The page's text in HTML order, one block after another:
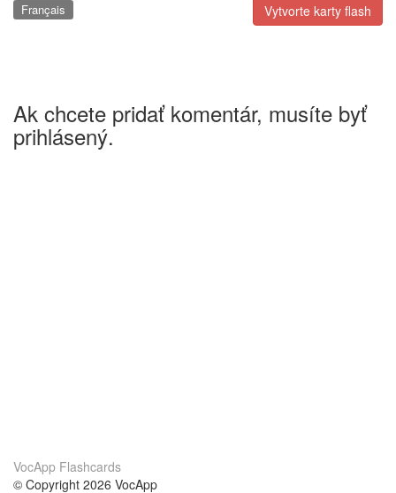
Vytvorte karty flash
Français
Ak chcete pridať komentár, musíte byť
prihlásený.
VocApp Flashcards
© Copyright 2026 VocApp